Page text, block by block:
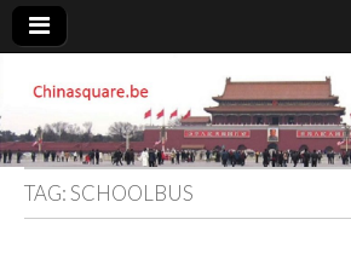
TAG:SCHOOLBUS